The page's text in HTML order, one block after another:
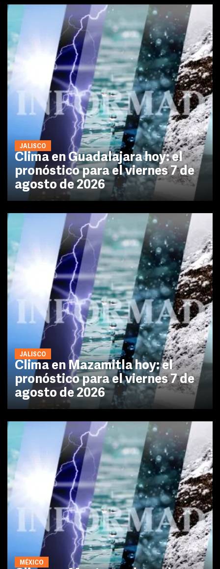
JALISCO
Clima en Guadalajara hoy: el
pronóstico para el viernes 7 de
agosto de 2026
JALISCO
Clima en Mazamitla hoy: el
pronóstico para el viernes 7 de
agosto de 2026
MÉXICO